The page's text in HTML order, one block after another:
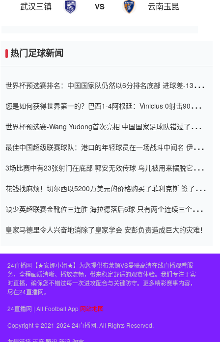
武汉三镇 VS 云南玉昆
热门足球新闻
世界杯预选赛排名：中国国家队仍然以6分排名底部 进球差-13令人
您是如何获得世界第一的？巴西1-4阿根廷：Vinicius 0射击90分钟
世界杯预选赛-Wang Yudong首次亮相 中国国家足球队错过了世界
最佳中国超级联赛球队：港口的年轻球员在一场战斗中闻名 伊万放
3场比赛中有23张射门在底部 郭安无效传球 鸟儿被用来摆脱它
花钱找麻烦！切尔西以5200万美元的价格购买了菲利克斯 签了7年
缺少英超联赛金靴位三连胜 海拉德落后6球 只有两个连续三个连续
皇家马德里令人兴奋地消除了皇家学会 安彭负责造成巨大的灾难！
24直播网【★安娜小姐★】为您提供布莱顿VS曼联高清在线直播观看服
务，全程画质清晰、播放流畅，带来稳定舒适的观赛体验。我们专注于实
时直播，确保您不错过每一次进攻配合与关键防守。更多精彩赛事内容，
尽在24直播网。
24直播网 | All Football App 网站地图
Copyright © 2021-2024 24直播网. All Rights Reserved.